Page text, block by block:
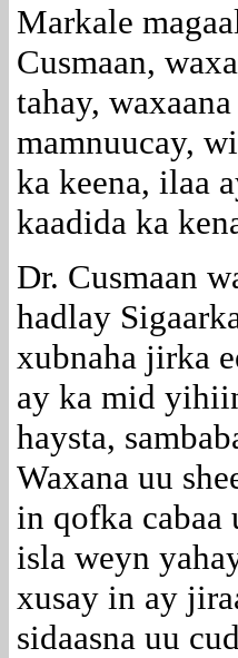
Markale
Cusmaan,
tahay,
mamnuucay,
ka keena, ilaa
kaadida ka
Dr. Cusmaan
hadlay
xubnaha jirka
ay ka mid
haysta,
Waxana uu
in qofka cabaa
isla weyn
xusay in ay
sidaasna uu